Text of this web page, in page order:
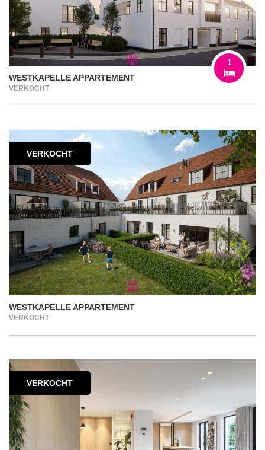
WESTKAPELLE APPARTEMENT
VERKOCHT
1
VERKOCHT
WESTKAPELLE APPARTEMENT
VERKOCHT
VERKOCHT